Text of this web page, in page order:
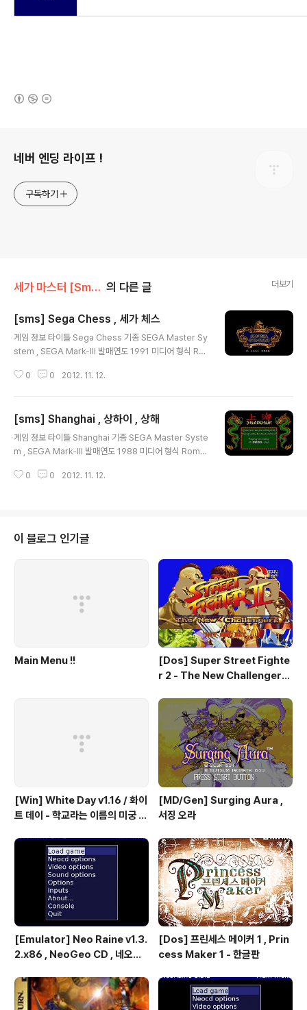
네버 엔딩 라이프 !
구독하기
세가 마스터 [Sms]/퍼즐,보드 의 다른 글 더보기
[sms] Sega Chess , 세가 체스
게임 정보 타이틀 Sega Chess 기종 SEGA Master Sy
stem , SEGA Mark-III 발매연도 1991 미디어 형식 Ro
3.64 스크린샷 그외정보 다운로드 다운 로드 기타
0 0 2012. 11. 12.
[sms] Shanghai , 상하이 , 상해
게임 정보 타이틀 Shanghai 기종 SEGA Master Syste
m , SEGA Mark-III 발매연도 1988 미디어 형식 Rom
a Fusion v3.64 스크린샷 그외정보 다운로드 다운 로드
0 0 2012. 11. 12.
이 블로그 인기글
Main Menu !!
[Dos] Super Street Fighte
r 2 - The New Challengers
파이터 2 - 더 뉴 챌린져 & 하이퍼
파이팅 / 대전 액션 - 국산소프트
[Win] White Day v1.16 / 화이
트 데이 - 학교라는 이름의 미궁 -
[MD/Gen] Surging Aura ,
서징 오라
[Emulator] Neo Raine v1.3.
2.x86 , NeoGeo CD , 네오지
[Dos] 프린세스 메이커 1 , Prin
cess Maker 1 - 한글판